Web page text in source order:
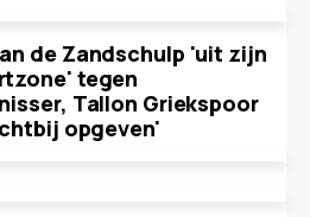
de Zandschulp 'uit zijn
tegen
Tallon Griekspoor
opgeven'